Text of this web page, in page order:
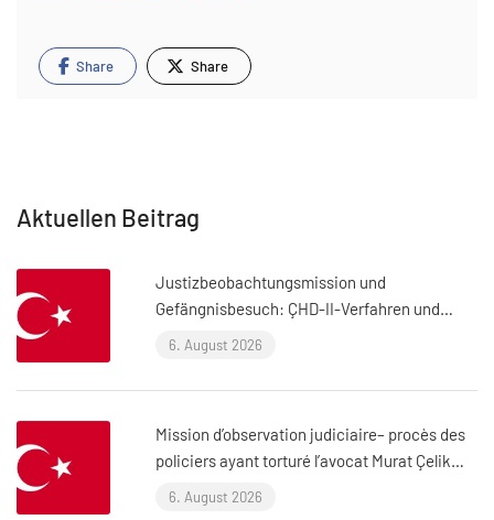
Share Share
Aktuellen Beitrag
Justizbeobachtungsmission und
Gefängnisbesuch: ÇHD-II-Verfahren und
Besuch bei Aytaç Ünsal (Istanbul, Türkei)
6. August 2026
Mission d’observation judiciaire– procès des
policiers ayant torturé l’avocat Murat Çelik
(Istanbul, Turquie)
6. August 2026